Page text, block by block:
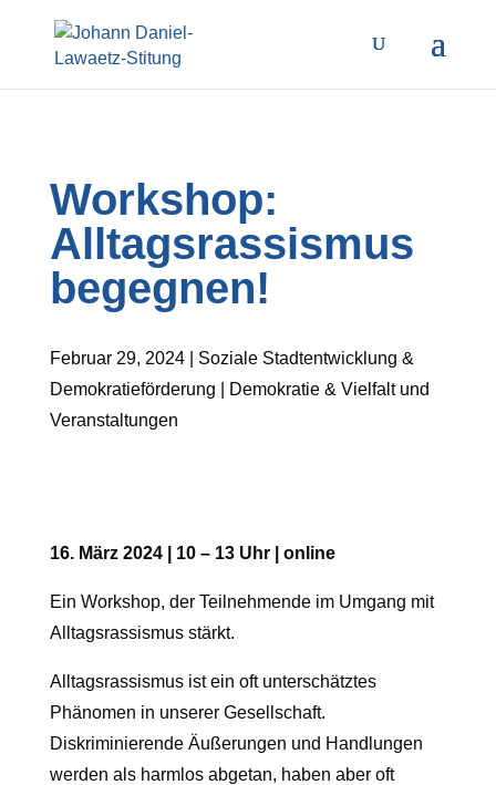
Workshop:
Alltagsrassismus
begegnen!
Februar 29, 2024 | Soziale Stadtentwicklung &
Demokratieförderung | Demokratie & Vielfalt und
Veranstaltungen
16. März 2024 | 10 – 13 Uhr | online
Ein Workshop, der Teilnehmende im Umgang mit
Alltagsrassismus stärkt.
Alltagsrassismus ist ein oft unterschätztes
Phänomen in unserer Gesellschaft.
Diskriminierende Äußerungen und Handlungen
werden als harmlos abgetan, haben aber oft